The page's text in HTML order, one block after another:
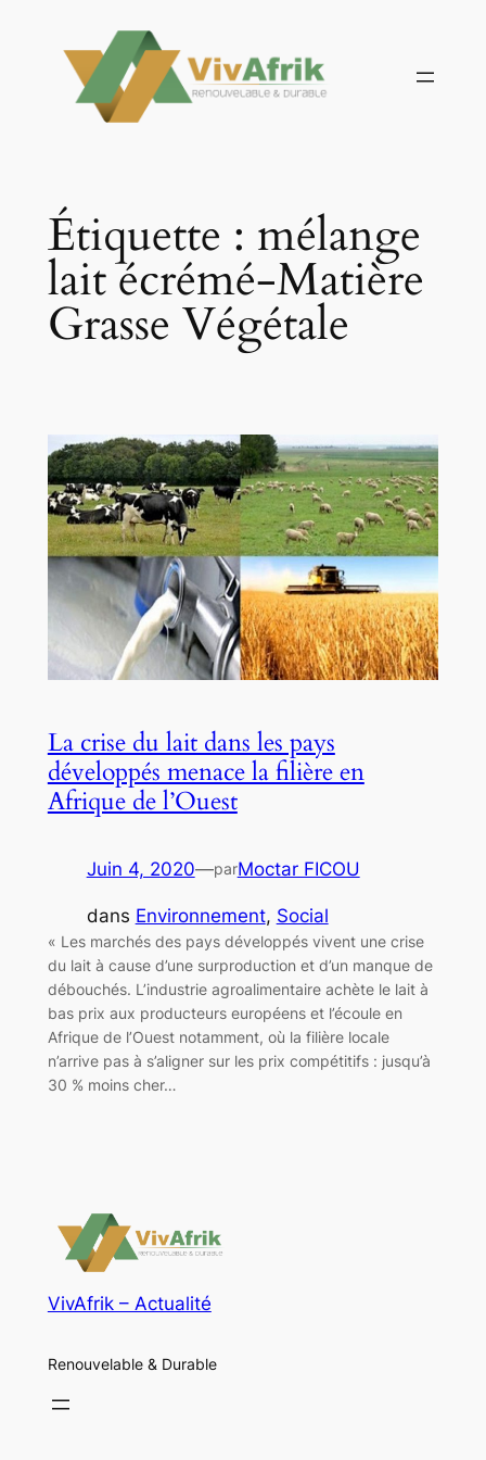
contenu
Étiquette : mélange
lait écrémé-Matière
Grasse Végétale
La crise du lait dans les pays
développés menace la filière en
Afrique de l’Ouest
Juin 4, 2020—parMoctar FICOU
dans Environnement, Social
« Les marchés des pays développés vivent une crise
du lait à cause d’une surproduction et d’un manque de
débouchés. L’industrie agroalimentaire achète le lait à
bas prix aux producteurs européens et l’écoule en
Afrique de l’Ouest notamment, où la filière locale
n’arrive pas à s’aligner sur les prix compétitifs : jusqu’à
30 % moins cher…
VivAfrik – Actualité
Renouvelable & Durable